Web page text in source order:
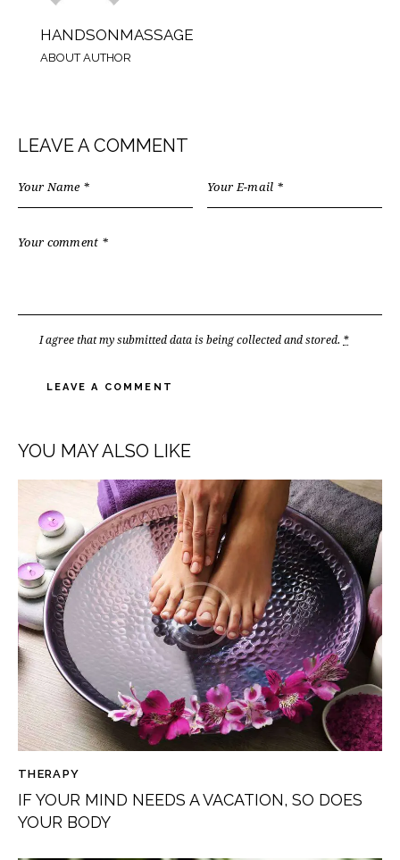
HANDSONMASSAGE
ABOUT AUTHOR
LEAVE A COMMENT
I agree that my submitted data is beingcollected and stored. *
YOU MAY ALSO LIKE
THERAPY
IF YOUR MIND NEEDS A VACATION, SO DOES
YOUR BODY